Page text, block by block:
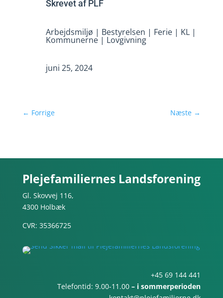
Skrevet afPLF
Arbejdsmiljø | Bestyrelsen | Ferie| KL|
Kommunerne| Lovgivning
juni 25, 2024
← Forrige Næste →
Plejefamiliernes Landsforening
Gl. Skovvej 116,
4300 Holbæk
CVR: 35366725
+45 69 144 441
Telefontid: 9.00-11.00– i sommerperioden